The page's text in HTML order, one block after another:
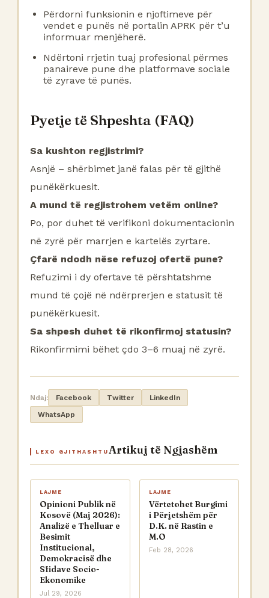
Përdorni funksionin e njoftimeve për
vendet e punës në portalin APRK për t’u
informuar menjëherë.
Ndërtoni rrjetin tuaj profesional përmes
panaireve pune dhe platformave sociale
të zyrave të punës.
Pyetje të Shpeshta (FAQ)
Sa kushton regjistrimi?
Asnjë – shërbimet janë falas për të gjithë
punëkërkuesit.
A mund të regjistrohem vetëm online?
Po, por duhet të verifikoni dokumentacionin
në zyrë për marrjen e kartelës zyrtare.
Çfarë ndodh nëse refuzoj ofertë pune?
Refuzimi i dy ofertave të përshtatshme
mund të çojë në ndërprerjen e statusit të
punëkërkuesit.
Sa shpesh duhet të rikonfirmoj statusin?
Rikonfirmimi bëhet çdo 3–6 muaj në zyrë.
Ndaj: Facebook Twitter
LinkedIn
WhatsApp
LEXO GJITHASHTU Artikuj të Ngjashëm
LAJME
Opinioni Publik në
Kosovë (Maj 2026):
Analizë e Thelluar e
Besimit
Institucional,
Demokracisë dhe
Sfidave Socio-
Ekonomike
Jul 29, 2026
LAJME
Vërtetohet Burgimi
i Përjetshëm për
D.K. në Rastin e
M.O
Feb 28, 2026